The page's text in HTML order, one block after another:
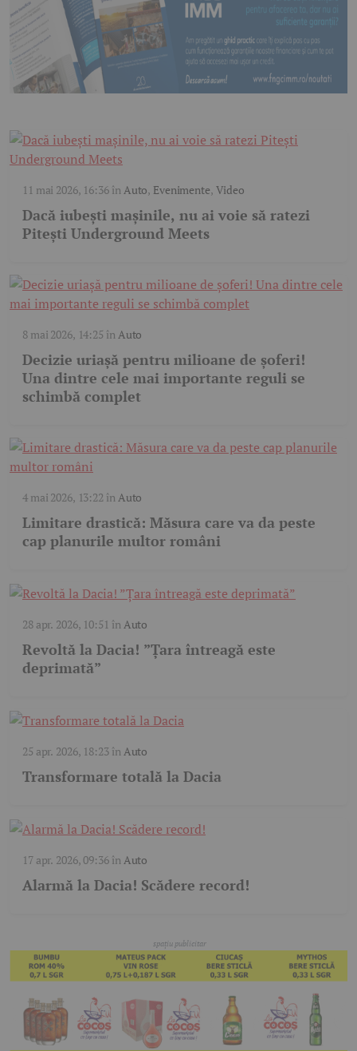
11 mai 2026, 16:36înAuto, Evenimente, Video
Dacă iubești mașinile, nu ai voie să ratezi
Pitești Underground Meets
8 mai 2026, 14:25 înAuto
Decizie uriașă pentru milioane de șoferi!
Una dintre cele mai importante reguli se
schimbă complet
4 mai 2026, 13:22 înAuto
Limitare drastică: Măsura care va da peste
cap planurile multor români
28 apr. 2026, 10:51 înAuto
Revoltă la Dacia! ”Țara întreagă este
deprimată”
25 apr. 2026, 18:23înAuto
Transformare totală la Dacia
17 apr. 2026, 09:36înAuto
Alarmă la Dacia! Scădere record!